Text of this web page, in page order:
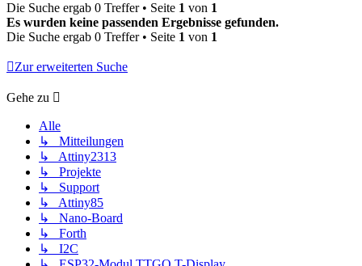
Die Suche ergab 0 Treffer • Seite 1 von 1
Es wurden keine passenden Ergebnisse gefunden.
Die Suche ergab 0 Treffer • Seite 1 von 1
Zur erweiterten Suche
Gehe zu
Alle
↳ Mitteilungen
↳ Attiny2313
↳ Projekte
↳ Support
↳ Attiny85
↳ Nano-Board
↳ Forth
↳ I2C